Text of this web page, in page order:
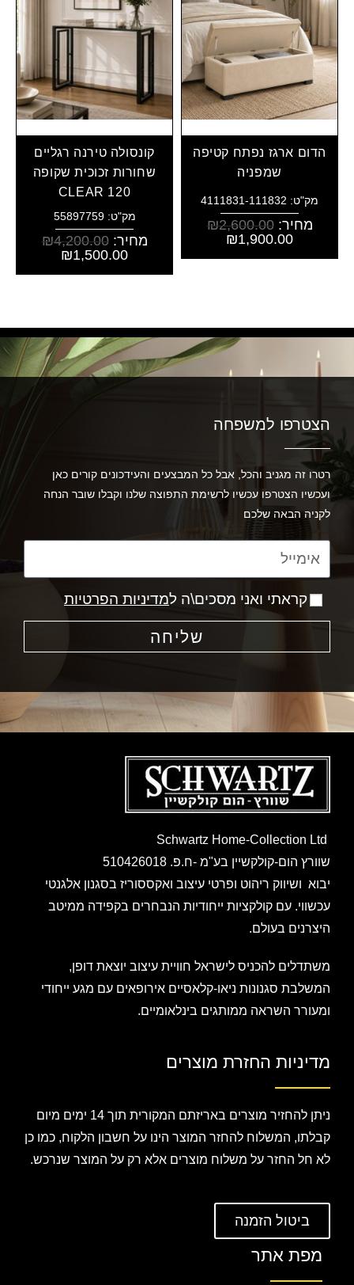
הדום ארגז נפתח קטיפה
שמפניה
מק"ט: 4111831-111832
מחיר: ₪2,600.00
₪1,900.00
קונסולה טירנה רגליים
שחורות זכוכית שקופה
CLEAR 120
מק"ט: 55897759
מחיר: ₪4,200.00
₪1,500.00
הצטרפו למשפחה
רטרו זה מגניב והכל, אבל כל המבצעים והעידכונים קורים כאן
ועכשיו הצטרפו עכשיו לרשימת התפוצה שלנו וקבלו שובר הנחה
לקניה הבאה שלכם
קראתי ואני מסכים\ה למדיניות הפרטיות
שליחה
שוורץ הום-קולקשיין בע"מ -ח.פ. 510426018
יבוא ושיווק ריהוט ופרטי עיצוב ואקססוריז בסגנון אלגנטי
עכשווי. עם קולקציות ייחודיות הנבחרים בקפידה ממיטב
היצרנים בעולם.
משתדלים להכניס לישראל חוויית עיצוב יוצאת דופן,
המשלבת סגנונות ניאו-קלאסיים אירופאים עם מגע ייחודי
ומעורר השראה ממותגים בינלאומיים.
מדיניות החזרת מוצרים
ניתן להחזיר מוצרים באריזתם המקורית תוך 14 ימים מיום
קבלתו, המשלוח להחזר המוצר הינו על חשבון הלקוח, כמו כן
לא חל החזר על משלוח מוצרים אלא רק על המוצר שנרכש.
ביטול הזמנה
מפת אתר